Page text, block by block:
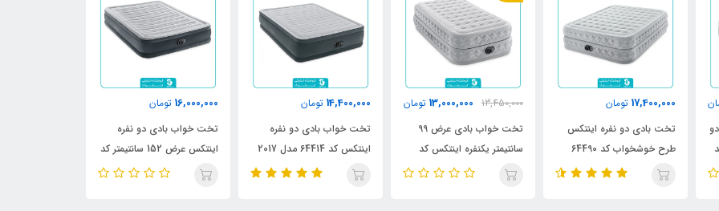
17,400,000 تومان
تخت بادی دو نفره اینتکس
طرح خوشخواب کد 64490
13,450,000
13,000,000 تومان
تخت خواب بادی عرض 99
سانتیمتر یکنفره اینتکس کد
64488
14,400,000 تومان
تخت خواب بادی دو نفره
اینتکس کد 64414 مدل 2017
16,000,000 تومان
تخت خواب بادی دو نفره
اینتکس عرض 152 سانتیمتر کد
67770